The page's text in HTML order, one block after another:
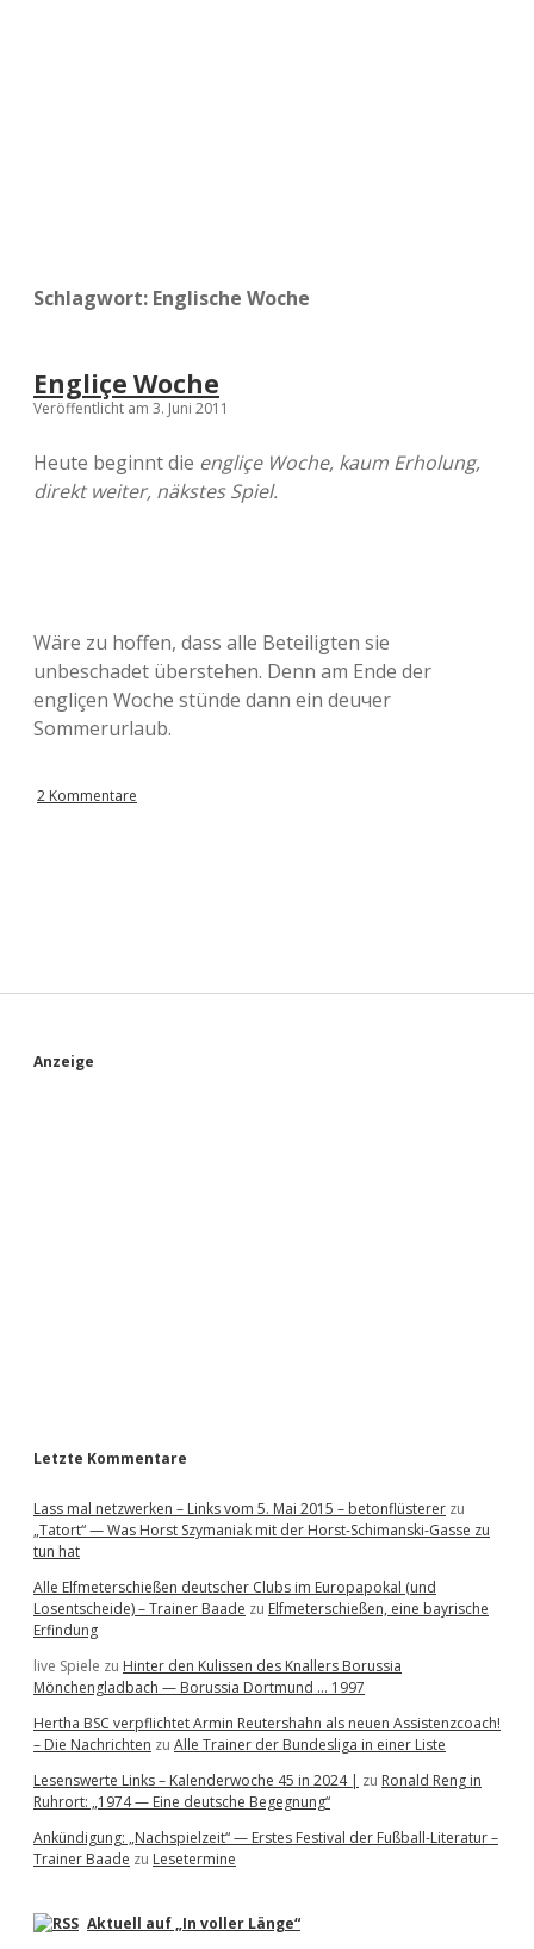
Schlagwort: Englische Woche
Engliçe Woche
Veröffentlicht am 3. Juni 2011
Heute beginnt die engliçe Woche, kaum Erholung,
direkt weiter, näkstes Spiel.
Wäre zu hoffen, dass alle Beteiligten sie
unbeschadet überstehen. Denn am Ende der
engliçen Woche stünde dann ein deuчer
Sommerurlaub.
2 Kommentare
S
Anzeige
Letzte Kommentare
Lass mal netzwerken – Links vom 5. Mai 2015 – betonflüsterer zu
„Tatort“ — Was Horst Szymaniak mit der Horst-Schimanski-Gasse zu
tun hat
Alle Elfmeterschießen deutscher Clubs im Europapokal (und
Losentscheide) – Trainer Baade zu Elfmeterschießen, eine bayrische
Erfindung
live Spiele zu Hinter den Kulissen des Knallers Borussia
Mönchengladbach — Borussia Dortmund … 1997
Hertha BSC verpflichtet Armin Reutershahn als neuen Assistenzcoach!
– Die Nachrichten zu Alle Trainer der Bundesliga in einer Liste
Lesenswerte Links – Kalenderwoche 45 in 2024 | zu Ronald Reng in
Ruhrort: „1974 — Eine deutsche Begegnung“
Ankündigung: „Nachspielzeit“ — Erstes Festival der Fußball-Literatur –
Trainer Baade zu Lesetermine
Aktuell auf „In voller Länge“